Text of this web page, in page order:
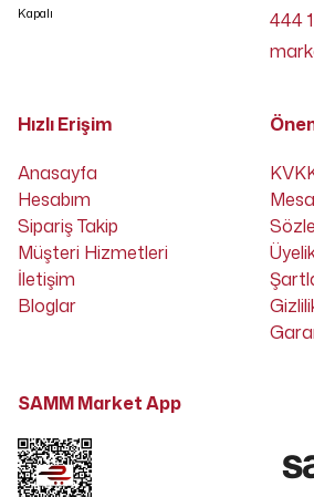
Kapalı
444
Hızlı Erişim
Anasayfa
Hesabım
Sipariş Takip
Müşteri Hizmetleri
İletişim
Bloglar
SAMM Market App